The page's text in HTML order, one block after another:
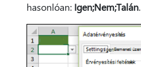
hasonlóan: Igen;Nem;Talán.